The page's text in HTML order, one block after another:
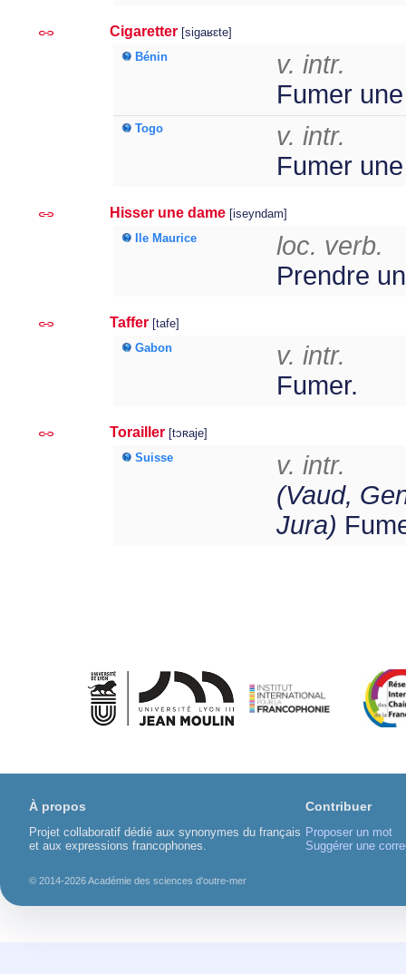
Cigaretter [siɡaʁɛte]
Bénin
v. intr.
Fumer
Togo
v. intr.
Fumer
Hisser une dame [iseyndam]
Ile Maurice
loc. verb.
Prendre
Taffer [tafe]
Gabon
v. intr.
Fumer.
Torailler [tɔʀaje]
Suisse
v. intr.
(Vaud,
Jura)
À propos
Projet collaboratif dédié aux synonymes du français
et aux expressions francophones.
Contribuer
Proposer un mot
Suggérer une
© 2014-2026 Académie des sciences d'outre-mer